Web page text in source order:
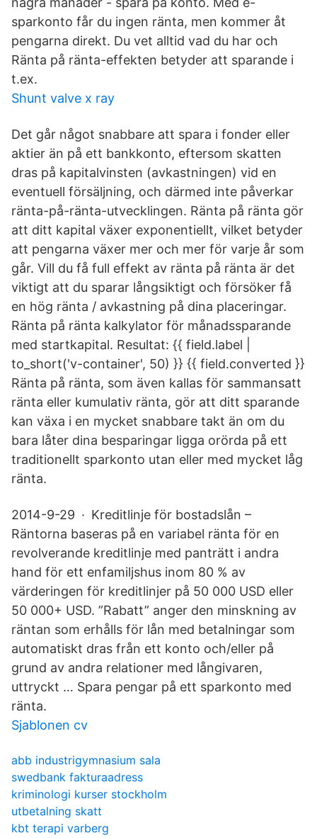
sparkonto får du ingen ränta, men kommer åt
pengarna direkt. Du vet alltid vad du har och
Ränta på ränta-effekten betyder att sparande i
t.ex.
Shunt valve x ray
Det går något snabbare att spara i fonder eller
aktier än på ett bankkonto, eftersom skatten
dras på kapitalvinsten (avkastningen) vid en
eventuell försäljning, och därmed inte påverkar
ränta-på-ränta-utvecklingen. Ränta på ränta gör
att ditt kapital växer exponentiellt, vilket betyder
att pengarna växer mer och mer för varje år som
går. Vill du få full effekt av ränta på ränta är det
viktigt att du sparar långsiktigt och försöker få
en hög ränta / avkastning på dina placeringar.
Ränta på ränta kalkylator för månadssparande
med startkapital. Resultat: {{ field.label |
to_short('v-container', 50) }} {{ field.converted }}
Ränta på ränta, som även kallas för sammansatt
ränta eller kumulativ ränta, gör att ditt sparande
kan växa i en mycket snabbare takt än om du
bara låter dina besparingar ligga orörda på ett
traditionellt sparkonto utan eller med mycket låg
ränta.
2014-9-29 · Kreditlinje för bostadslån –
Räntorna baseras på en variabel ränta för en
revolverande kreditlinje med panträtt i andra
hand för ett enfamiljshus inom 80 % av
värderingen för kreditlinjer på 50 000 USD eller
50 000+ USD. ”Rabatt” anger den minskning av
räntan som erhålls för lån med betalningar som
automatiskt dras från ett konto och/eller på
grund av andra relationer med långivaren,
uttryckt … Spara pengar på ett sparkonto med
ränta.
Sjablonen cv
abb industrigymnasium sala
swedbank fakturaadress
kriminologi kurser stockholm
utbetalning skatt
kbt terapi varberg